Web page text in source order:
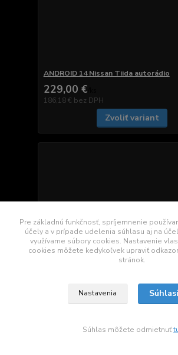
ANDROID 14 Nissan Tiida autorádio
229,00 €
186,18 € bez DPH
Zvoliť variant
ANDROID 14 Mazda MX-5 autorádio
Pre základnú funkčnosť, spríjemnenie
účely a v prípade udelenia súhlasu aj na
využívame súbory cookies. Nastavenie
cookies môžete kedykoľvek upraviť
stránok.
Nastavenia
Súhlas môžete odmietnuť